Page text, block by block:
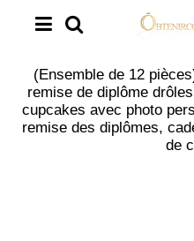
(Ensemble de 12
remise de diplôme
cupcakes avec photo
remise des diplômes,
de